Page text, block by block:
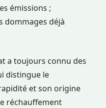
émissions ;
dommages déjà
a toujours connu des
distingue le
et son origine
réchauffement